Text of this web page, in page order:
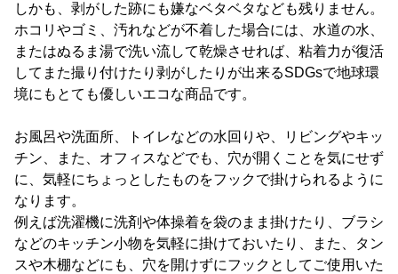
しかも、剥がした跡にも嫌なベタベタなども残りません。
ホコリやゴミ、汚れなどが不着した場合には、水道の水、
またはぬるま湯で洗い流して乾燥させれば、粘着力が復活
してまた撮り付けたり剥がしたりが出来るSDGsで地球環
境にもとても優しいエコな商品です。
お風呂や洗面所、トイレなどの水回りや、リビングやキッ
チン、また、オフィスなどでも、穴が開くことを気にせず
に、気軽にちょっとしたものをフックで掛けられるように
なります。
例えば洗濯機に洗剤や体操着を袋のまま掛けたり、ブラシ
などのキッチン小物を気軽に掛けておいたり、また、タン
スや木棚などにも、穴を開けずにフックとしてご使用いた